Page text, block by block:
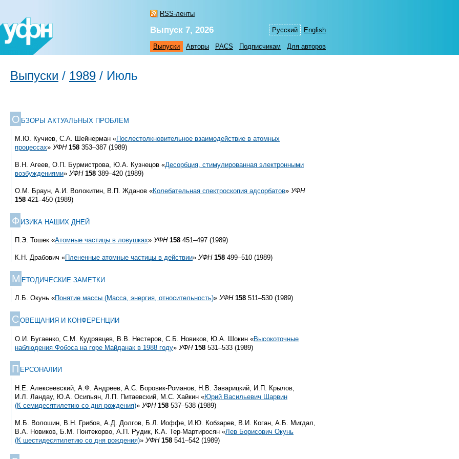
RSS-ленты
Русский English
Выпуск 7, 2026
Выпуски Авторы PACS Подписчикам Для авторов
Выпуски / 1989 / Июль
О БЗОРЫ АКТУАЛЬНЫХ ПРОБЛЕМ
М.Ю. Кучиев, С.А. Шейнерман «Послестолкновительное взаимодействие в атомных
процессах» УФН 158 353–387 (1989)
В.Н. Агеев, О.П. Бурмистрова, Ю.А. Кузнецов «Десорбция, стимулированная электронными
возбуждениями» УФН 158 389–420 (1989)
О.М. Браун, А.И. Волокитин, В.П. Жданов «Колебательная спектроскопия адсорбатов» УФН
158 421–450 (1989)
Ф ИЗИКА НАШИХ ДНЕЙ
П.Э. Тошек «Атомные частицы в ловушках» УФН 158 451–497 (1989)
К.Н. Драбович «Плененные атомные частицы в действии» УФН 158 499–510 (1989)
М ЕТОДИЧЕСКИЕ ЗАМЕТКИ
Л.Б. Окунь «Понятие массы (Масса, энергия, относительность)» УФН 158 511–530 (1989)
СОВЕЩАНИЯ И КОНФЕРЕНЦИИ
О.И. Бугаенко, С.М. Кудрявцев, В.В. Нестеров, С.Б. Новиков, Ю.А. Шокин «Высокоточные
наблюдения Фобоса на горе Майданак в 1988 году» УФН 158 531–533 (1989)
П ЕРСОНАЛИИ
Н.Е. Алексеевский, А.Ф. Андреев, А.С. Боровик-Романов, Н.В. Заварицкий, И.П. Крылов,
И.Л. Ландау, Ю.А. Осипьян, Л.П. Питаевский, М.С. Хайкин «Юрий Васильевич Шарвин
(К семидесятилетию со дня рождения)» УФН 158 537–538 (1989)
М.Б. Волошин, В.Н. Грибов, А.Д. Долгов, Б.Л. Иоффе, И.Ю. Кобзарев, В.И. Коган, А.Б. Мигдал,
В.А. Новиков, Б.М. Понтекорво, А.П. Рудик, К.А. Тер-Мартиросян «Лев Борисович Окунь
(К шестидесятилетию со дня рождения)» УФН 158 541–542 (1989)